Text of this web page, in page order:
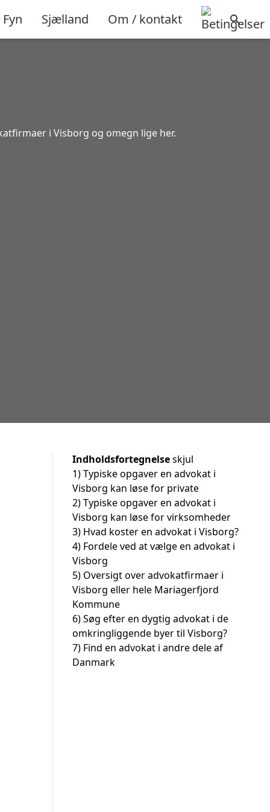
Fyn Sjælland Om / kontakt
i Visborg og omegn lige her.
Indholdsfortegnelseskjul
1)Typiske opgaver en advokat i
Visborg kan løse for private
2)Typiske opgaver en advokat i
Visborg kan løse for virksomheder
3) Hvad koster en advokat i Visborg?
4) Fordele ved at vælge en advokat i
Visborg
5) Oversigt over advokatfirmaer i
Visborg eller hele Mariagerfjord
Kommune
6)Søg efter en dygtig advokat i de
omkringliggende byer til Visborg?
7) Find en advokat i andre dele af
Danmark